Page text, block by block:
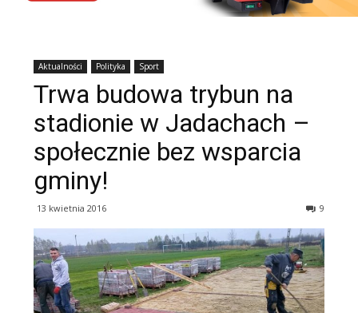
Aktualności Polityka Sport
Trwa budowa trybun na
stadionie w Jadachach –
społecznie bez wsparcia
gminy!
13 kwietnia 2016 9